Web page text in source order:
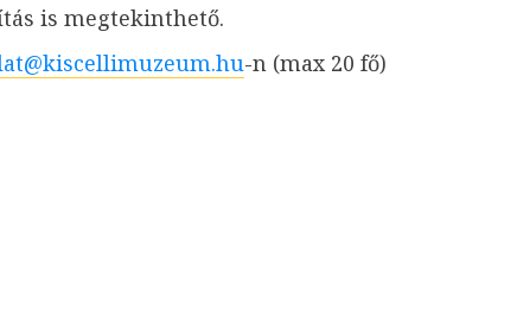
is megtekinthető.
-n (max 20 fő)